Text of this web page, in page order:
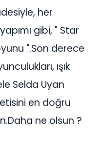
her
gibi, " Star
".Son derece
ışık
Selda Uyan
en doğru
ne olsun ?